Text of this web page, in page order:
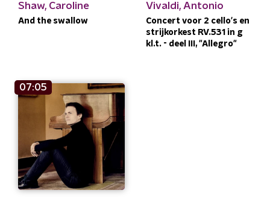
Shaw, Caroline
And the swallow
Vivaldi, Antonio
Concert voor 2 cello's en
strijkorkest RV.531 in g
kl.t. - deel III, "Allegro"
07:05